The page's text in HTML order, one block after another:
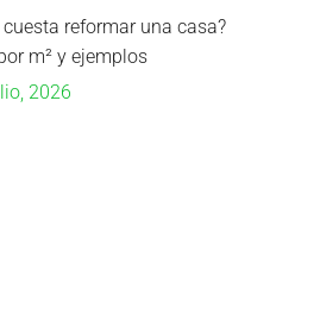
reformar una casa?
m² y ejemplos
2026